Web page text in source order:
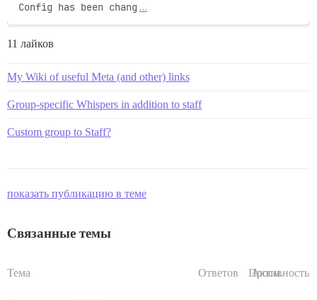
Config has been chang …
11 лайков
My Wiki of useful Meta (and other) links
Group-specific Whispers in addition to staff
Custom group to Staff?
показать публикацию в теме
Связанные темы
Тема Ответов Просм.
Активность